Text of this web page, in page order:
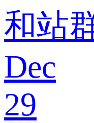
和站
Dec
29